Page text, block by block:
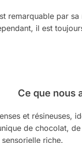
remarquable par
il est
Ce que nous
et résineuses,
de chocolat,
riche.